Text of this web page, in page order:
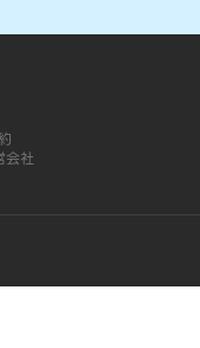
会社
LINE占い